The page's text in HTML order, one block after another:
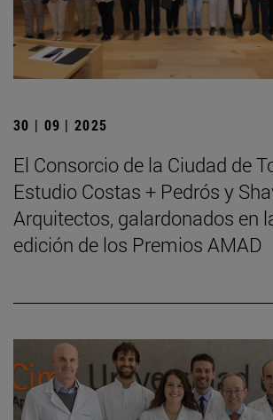
30 | 09 | 2025
El Consorcio de la Ciudad de
Estudio Costas + Pedrós y
Arquitectos, galardonados en
edición de los Premios AMAD